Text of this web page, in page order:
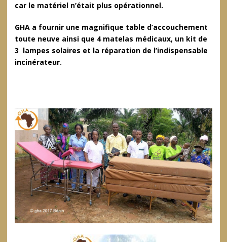
car le matériel n’était plus opérationnel.
GHA a fournir une magnifique table d’accouchement
toute neuve ainsi que 4 matelas médicaux, un kit de
3 lampes solaires et la réparation de l’indispensable
incinérateur.